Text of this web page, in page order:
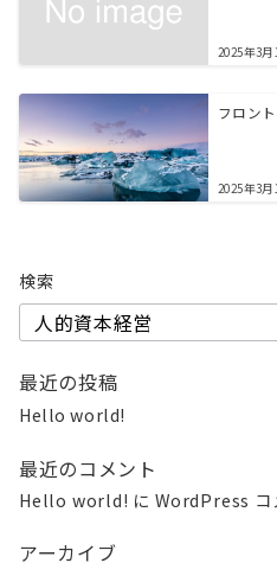
2025年3月
フロン
2025年3月
検索
最近の投稿
Hello world!
最近のコメント
Hello world! にWordPress コ
アーカイブ